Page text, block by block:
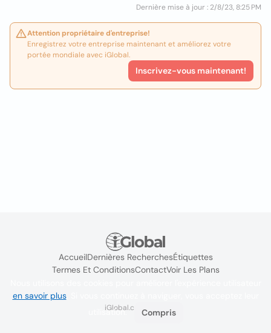
Dernière mise à jour : 2/8/23, 8:25 PM
Attention propriétaire d'entreprise!
Enregistrez votre entreprise maintenant et améliorez votre
portée mondiale avec iGlobal.
Inscrivez-vous maintenant!
AccueilDernières RecherchesÉtiquettes
Termes Et ConditionsContactVoir Les Plans
iGlobal.co @ 2024
en savoir plus. Si vous continuez à naviguer, vous acceptez leur
utilisation.
Compris